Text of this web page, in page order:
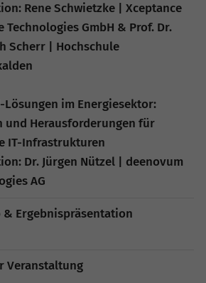
Rene Schwietzke | Xceptance
Technologies GmbH & Prof. Dr.
Scherr | Hochschule
Lösungen im Energiesektor:
und Herausforderungen für
IT-Infrastrukturen
Dr. Jürgen Nützel | deenovum
AG
& Ergebnispräsentation
Veranstaltung